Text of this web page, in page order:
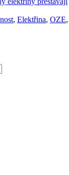
, Elektřina, OZE,